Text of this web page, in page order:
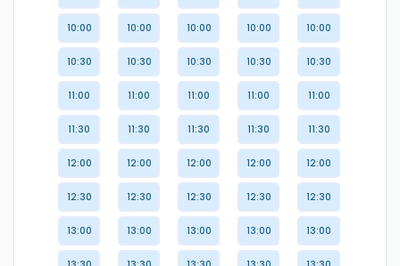
10:00
10:30
11:00
11:30
12:00
12:30
13:00
10:00
10:30
11:00
11:30
12:00
12:30
13:00
10:00
10:30
11:00
11:30
12:00
12:30
13:00
10:00
10:30
11:00
11:30
12:00
12:30
13:00
10:00
10:30
11:00
11:30
12:00
12:30
13:00